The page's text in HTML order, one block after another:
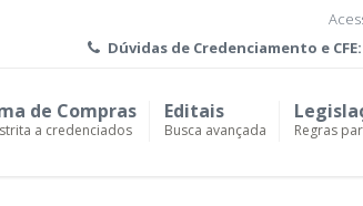
Dúvidas de Credenciamento e CFE:
de Compras
a credenciados
Editais
Busca avançada Regras